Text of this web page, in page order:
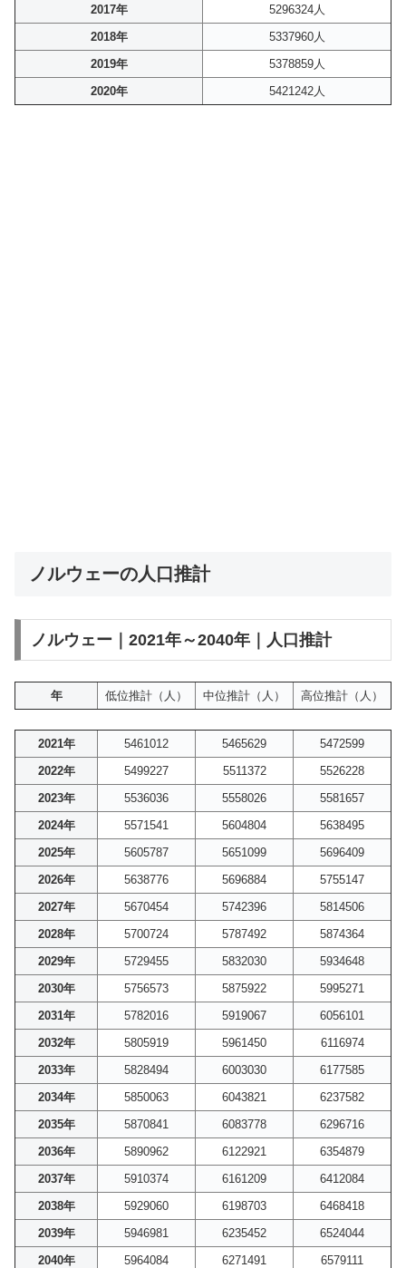
2017年
5296324人
2018年
5337960人
2019年
5378859人
2020年
5421242人
ノルウェーの人口推計
ノルウェー｜2021年～2040年｜人口推計
年 低位推計（人） 中位推計（人） 高位推計（人）
2021年 5461012 5465629
5472599
2022年
5499227 5511372
5526228
2023年
5536036 5558026
5581657
2024年
5571541 5604804
5638495
2025年
5605787 5651099
5696409
2026年
5638776 5696884
5755147
2027年
5670454 5742396
5814506
2028年
5700724 5787492
5874364
2029年
5729455 5832030
5934648
2030年
5756573 5875922
5995271
2031年
5782016 5919067
6056101
2032年
5805919 5961450
6116974
2033年
5828494 6003030
6177585
2034年
5850063 6043821
6237582
2035年
5870841 6083778
6296716
2036年
5890962 6122921
6354879
2037年
5910374 6161209
6412084
2038年
5929060 6198703
6468418
2039年
5946981 6235452
6524044
2040年
5964084 6271491 6579111